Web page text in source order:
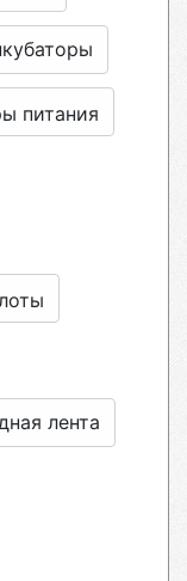
питания
лента